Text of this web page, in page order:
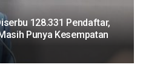
128.331 Pendaftar,
Punya Kesempatan